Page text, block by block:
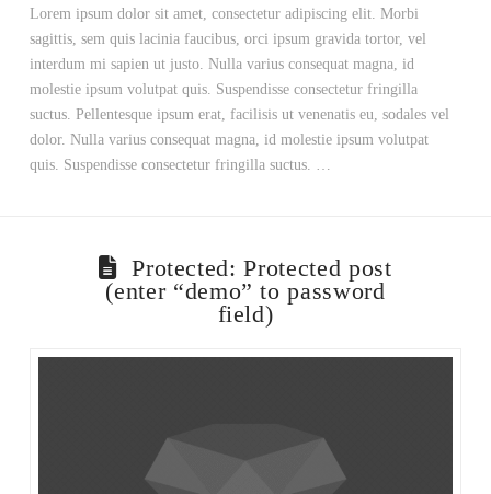
Lorem ipsum dolor sit amet, consectetur adipiscing elit. Morbi
sagittis, sem quis lacinia faucibus, orci ipsum gravida tortor, vel
interdum mi sapien ut justo. Nulla varius consequat magna, id
molestie ipsum volutpat quis. Suspendisse consectetur fringilla
suctus. Pellentesque ipsum erat, facilisis ut venenatis eu, sodales vel
dolor. Nulla varius consequat magna, id molestie ipsum volutpat
quis. Suspendisse consectetur fringilla suctus. …
Protected: Protected post
(enter “demo” to password
field)